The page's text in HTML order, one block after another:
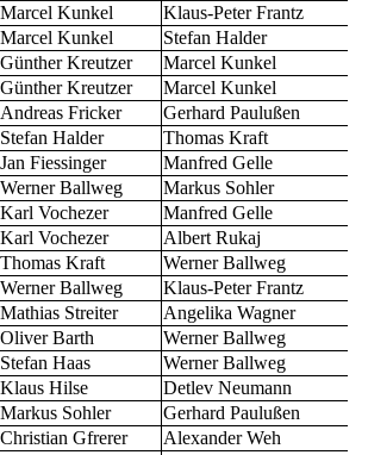
Marcel Kunkel
Klaus-Peter Frantz
Marcel Kunkel
Stefan Halder
Günther Kreutzer
Marcel Kunkel
Günther Kreutzer
Marcel Kunkel
Andreas Fricker
Gerhard Paulußen
Stefan Halder
Thomas Kraft
Jan Fiessinger
Manfred Gelle
Werner Ballweg
Markus Sohler
Karl Vochezer
Manfred Gelle
Karl Vochezer
Albert Rukaj
Thomas Kraft
Werner Ballweg
Werner Ballweg
Klaus-Peter Frantz
Mathias Streiter
Angelika Wagner
Oliver Barth
Werner Ballweg
Stefan Haas
Werner Ballweg
Klaus Hilse
Detlev Neumann
Markus Sohler
Gerhard Paulußen
Christian Gfrerer
Alexander Weh